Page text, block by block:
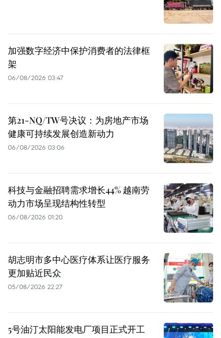
加强数字经济中保护消费者的法律框
架
06/08/2026 03:47
第21-NQ/TW号决议：为房地产市场
健康可持续发展创造新动力
06/08/2026 03:06
科技与金融招聘需求增长44% 越南劳
动力市场呈现结构性转型
06/08/2026 01:20
胡志明市多中心医疗体系让医疗服务
更加贴近民众
05/08/2026 22:27
5号油汀太阳能发电厂项目正式开工